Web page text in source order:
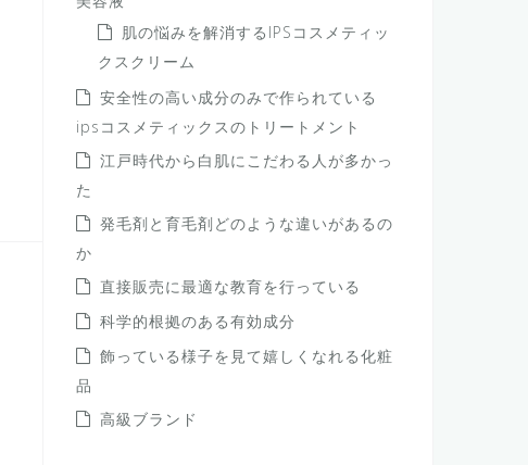
肌の悩みを解消するIPSコスメティッ
クスクリーム
安全性の高い成分のみで作られている
ipsコスメティックスのトリートメント
江戸時代から白肌にこだわる人が多かっ
た
発毛剤と育毛剤どのような違いがあるの
か
直接販売に最適な教育を行っている
科学的根拠のある有効成分
飾っている様子を見て嬉しくなれる化粧
品
高級ブランド